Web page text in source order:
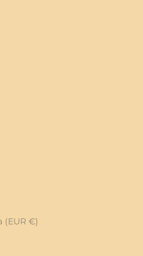
Bosnia y Herzegovina (EUR €)